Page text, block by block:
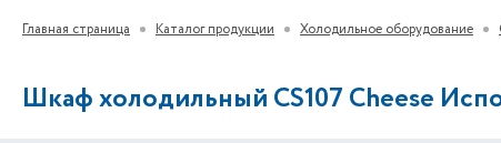
Главная страница Каталог продукции Холодильное оборудование
Шкаф холодильный CS107 Cheese